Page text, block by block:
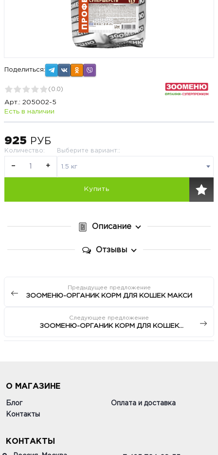
Поделиться:
( 0.0)
Арт.: 205002-5
Есть в наличии
925 РУБ
Количество:
− +
Выберите вариант::
1.5 кг
Купить
Описание
Отзывы
Предыдущее предложение
ЗООМЕНЮ-ОРГАНИК КОРМ ДЛЯ КОШЕК МАКСИ
Следующее предложение
ЗООМЕНЮ-ОРГАНИК КОРМ ДЛЯ КОШЕК
О МАГАЗИНЕ
Блог
Оплата и доставка
Контакты
КОНТАКТЫ